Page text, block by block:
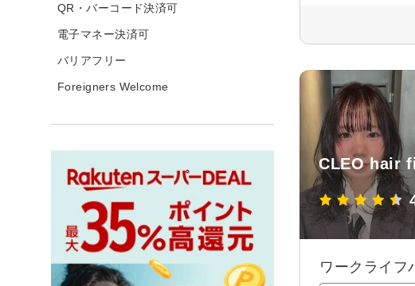
CLEO hair
ワークライ
QR・バーコード決済可
電子マネー決済可
バリアフリー
Foreigners Welcome